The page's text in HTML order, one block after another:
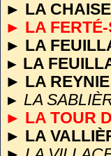
► LA
► LA
► LA
► LA
► LA
► LA
► LA TOUR
► LA